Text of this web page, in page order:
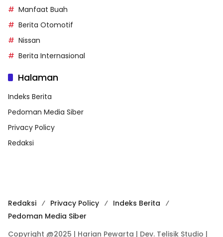
Manfaat Buah
Berita Otomotif
Nissan
Berita Internasional
Halaman
Indeks Berita
Pedoman Media Siber
Privacy Policy
Redaksi
Redaksi Privacy Policy
Indeks Berita
Pedoman Media Siber
Copyright @2025 | Harian Pewarta | Dev. Telisik Studio |